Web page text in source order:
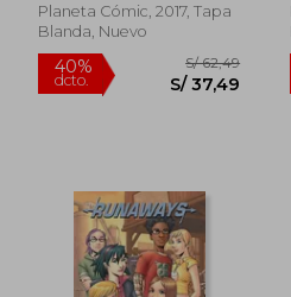
Planeta Cómic, 2017, Tapa
Blanda, Nuevo